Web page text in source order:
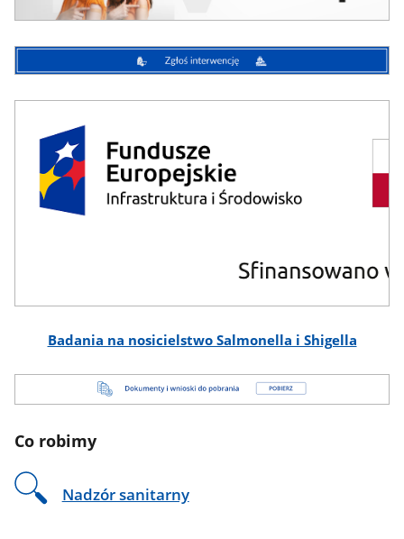
Zgłoś
Interwencje
Badania
nosicielstwo
Salmonella
Shigella
Badania na nosicielstwo Salmonella i Shigella
i
do
Co robimy
Nadzór sanitarny